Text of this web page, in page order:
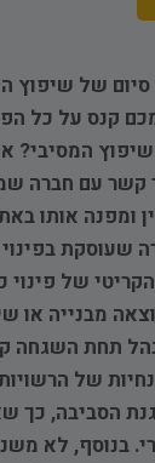
של שיפוץ
קנס על כל
המסיבי?
עם חברה
ומפנה אותו
שעוסקת
של פינוי
מבנייה או
תחת השגחה
של הרשויות
הסביבה, כך
בנוסף, לא